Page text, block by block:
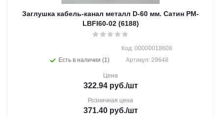
Заглушка кабель-канал металл D-60 мм. Сатин PM-
LBFI60-02 (6188)
Есть в наличии (1)
Код: 00000018608
Артикул: 29648
Цена
322.94руб./шт
Розничная цена
371.40руб./шт